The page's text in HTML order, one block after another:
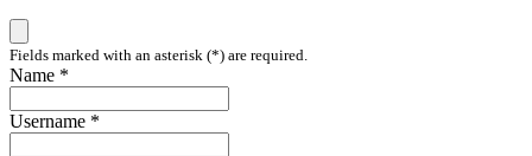
Fields marked with an asterisk (*) are required.
Name *
Username *